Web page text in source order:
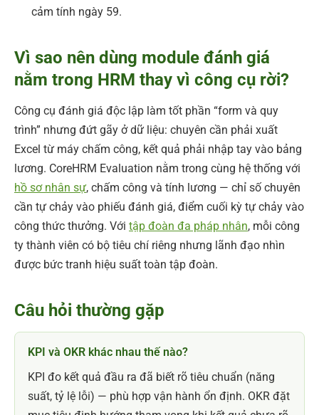
cảm tính ngày 59.
Vì sao nên dùng module đánh giá
nằm trong HRM thay vì công cụ rời?
Công cụ đánh giá độc lập làm tốt phần “form và quy
trình” nhưng đứt gãy ở dữ liệu: chuyên cần phải xuất
Excel từ máy chấm công, kết quả phải nhập tay vào bảng
lương. CoreHRM Evaluation nằm trong cùng hệ thống với
hồ sơ nhân sự, chấm công và tính lương — chỉ số chuyên
cần tự chảy vào phiếu đánh giá, điểm cuối kỳ tự chảy vào
công thức thưởng. Với tập đoàn đa pháp nhân, mỗi công
ty thành viên có bộ tiêu chí riêng nhưng lãnh đạo nhìn
được bức tranh hiệu suất toàn tập đoàn.
Câu hỏi thường gặp
KPI và OKR khác nhau thế nào?
KPI đo kết quả đầu ra đã biết rõ tiêu chuẩn (năng
suất, tỷ lệ lỗi) — phù hợp vận hành ổn định. OKR đặt